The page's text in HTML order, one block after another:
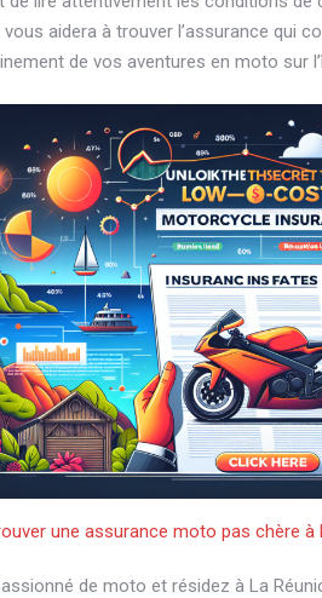
aidera à trouver l’assurance qui
de vos aventures en moto sur
une assurance moto pas chère à
de moto et résidez à La